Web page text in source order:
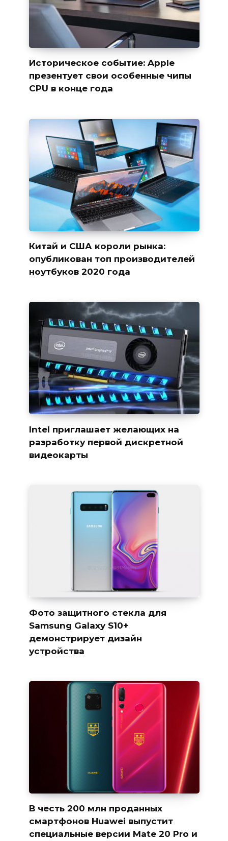
Историческое событие: Apple
презентует свои особенные чипы
CPU в конце года
Китай и США короли рынка:
опубликован топ производителей
ноутбуков 2020 года
Intel приглашает желающих на
разработку первой дискретной
видеокарты
Фото защитного стекла для
Samsung Galaxy S10+
демонстрирует дизайн
устройства
В честь 200 млн проданных
смартфонов Huawei выпустит
специальные версии Mate 20 Pro и